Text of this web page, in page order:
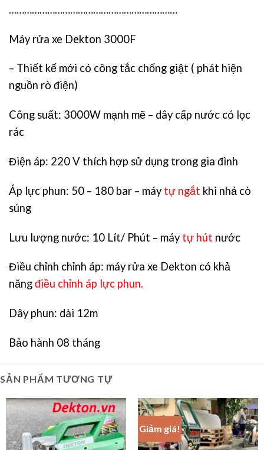
…………………………………………………………
Máy rửa xe Dekton 3000F
– Thiết kế mới có công tắc chống giật ( phát hiện
nguồn rò điện)
Công suất: 3000W mạnh mẽ – dây cấp nước có lọc
rác
Điện áp: 220 V thích hợp sử dụng trong gia đình
Áp lực phun: 50 – 180 bar – máy tự ngắt khi nhả cò
súng
Lưu lượng nước: 10 Lít/ Phút – máy tự hút nước
Điều chỉnh chỉnh áp: máy rửa xe Dekton có khả
năngđiều chỉnh áp lực phun.
Dây phun: dài 12m
Bảo hành 08 tháng
SẢN PHẨM TƯƠNG TỰ
Giảm giá!